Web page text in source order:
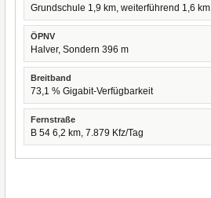
Grundschule 1,9 km, weiterführend 1,6 km
ÖPNV
Halver, Sondern 396 m
Breitband
73,1 % Gigabit-Verfügbarkeit
Fernstraße
B 54 6,2 km, 7.879 Kfz/Tag